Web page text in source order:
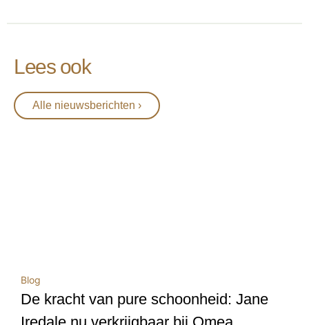
Lees ook
Alle nieuwsberichten ›
Blog
De kracht van pure schoonheid: Jane